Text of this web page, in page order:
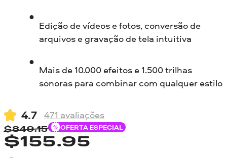
Edição de vídeos e fotos, conversão de
arquivos e gravação de tela intuitiva
Mais de 10.000 efeitos e 1.500 trilhas
sonoras para combinar com qualquer estilo
4.7 471 avaliações
$849.15 OFERTA ESPECIAL
$155.95